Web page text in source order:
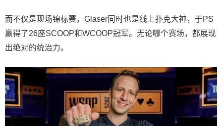
而不仅是现场锦标赛，Glaser同时也是线上扑克大神，于PS
赢得了26座SCOOP和WCOOP冠军。无论哪个赛场，都展现
出绝对的统治力。